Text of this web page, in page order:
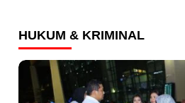
HUKUM & KRIMINAL